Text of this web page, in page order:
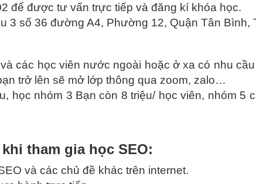
để được tư vấn trực tiếp và đăng kí khóa học.
3 số 36 đường A4, Phường 12, Quận Tân Bình,
các học viên nước ngoài hoặc ở xa có nhu cầu
trở lên sẽ mở lớp thông qua zoom, zalo…
học nhóm 3 Bạn còn 8 triệu/ học viên, nhóm 5
tham gia học SEO:
và các chủ đề khác trên internet.